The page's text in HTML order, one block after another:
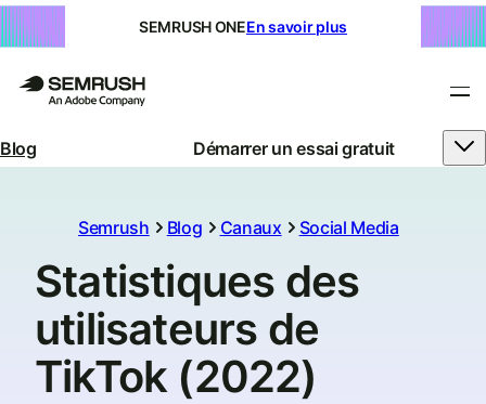
SEMRUSH ONEEn savoir plus
Blog Démarrer un essai gratuit
Semrush Blog Canaux Social Media
Statistiques des
utilisateurs de
TikTok (2022)